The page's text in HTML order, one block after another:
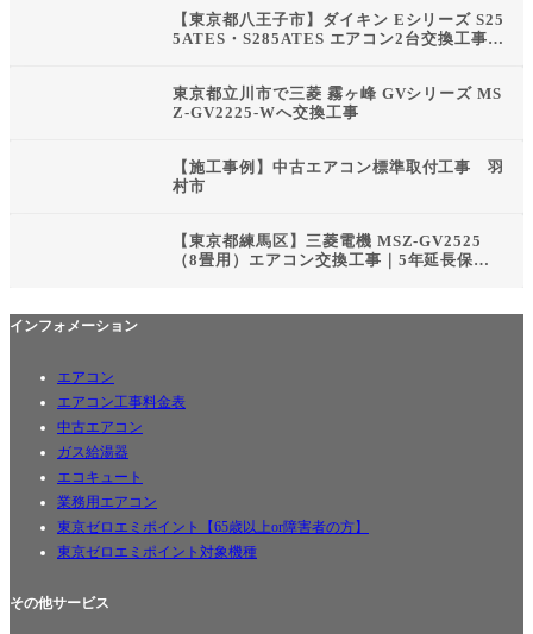
【東京都八王子市】ダイキン Eシリーズ S25
5ATES・S285ATES エアコン2台交換工事｜
東京都立川市で三菱 霧ヶ峰 GVシリーズ MS
Z-GV2225-Wへ交換工事
【施工事例】中古エアコン標準取付工事 羽
村市
【東京都練馬区】三菱電機 MSZ-GV2525
（8畳用）エアコン交換工事｜5年延長保
インフォメーション
エアコン
エアコン工事料金表
中古エアコン
ガス給湯器
エコキュート
業務用エアコン
東京ゼロエミポイント【65歳以上or障害者の方】
東京ゼロエミポイント対象機種
その他サービス